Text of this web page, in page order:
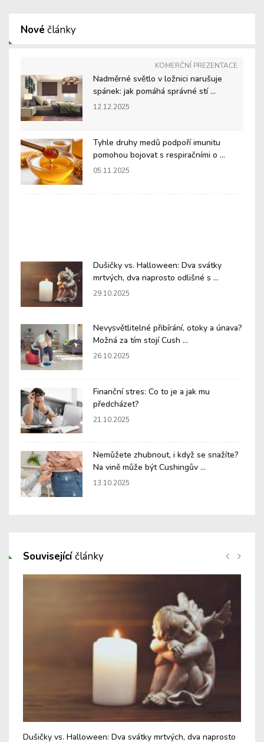
Nové články
KOMERČNÍ PREZENTACE
Nadměrné světlo v ložnici narušuje
spánek: jak pomáhá správné stí ...
12.12.2025
Tyhle druhy medů podpoří imunitu
pomohou bojovat s respiračními o ...
05.11.2025
Dušičky vs. Halloween: Dva svátky
mrtvých, dva naprosto odlišné s ...
29.10.2025
Nevysvětlitelné přibírání, otoky a únava?
Možná za tím stojí Cush ...
26.10.2025
Finanční stres: Co to je a jak mu
předcházet?
21.10.2025
Nemůžete zhubnout, i když se snažíte?
Na vině může být Cushingův ...
13.10.2025
Souvisejícíčlánky
Dušičky vs. Halloween: Dva svátky mrtvých, dva naprosto